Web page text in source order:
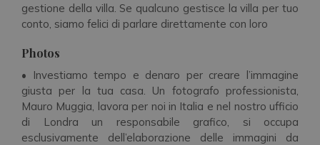
gestione della villa. Se qualcuno gestisce la villa per tuo
conto, siamo felici di parlare direttamente con loro
Photos
• Investiamo tempo e denaro per creare l’immagine
giusta per la tua casa. Un fotografo professionista,
Mauro Muggia, lavora per noi in Italia e nel nostro ufficio
di Londra un responsabile grafico, si occupa
esclusivamente dell’elaborazione delle immagini da